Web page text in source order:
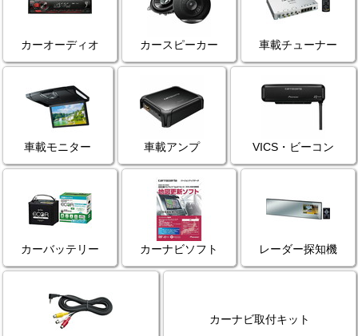
カーオーディオ カースピーカー 車載チューナー
車載モニター 車載アンプ VICS・ビーコン
カーバッテリー カーナビソフト レーダー探知機
カーナビ取付キット